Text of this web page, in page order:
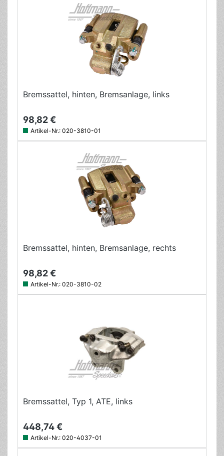
Bremssattel, hinten, Bremsanlage, links
98,82 €
Artikel-Nr.: 020-3810-01
Bremssattel, hinten, Bremsanlage, rechts
98,82 €
Artikel-Nr.: 020-3810-02
Bremssattel, Typ 1, ATE, links
448,74 €
Artikel-Nr.: 020-4037-01